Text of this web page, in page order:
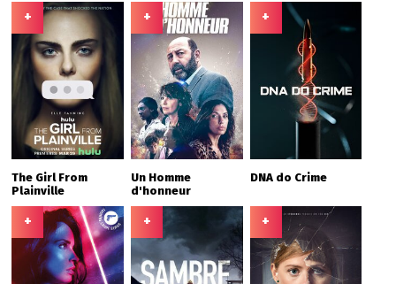
+
The Girl From
Plainville
+
Un Homme
d'honneur
+
DNA do Crime
+ + +